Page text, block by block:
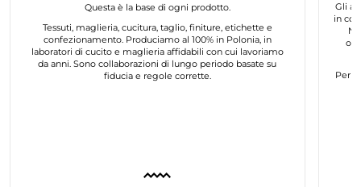
Questa è la base di ogni prodotto.
Tessuti, maglieria, cucitura, taglio, finiture, etichette e
confezionamento. Produciamo al 100% in Polonia, in
laboratori di cucito e maglieria affidabili con cui lavoriamo
da anni. Sono collaborazioni di lungo periodo basate su
fiducia e regole corrette.
Gli
in
Per